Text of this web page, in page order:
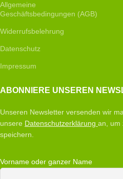
Allgemeine
Geschäftsbedingungen (AGB)
Widerrufsbelehrung
Datenschutz
Impressum
ABONNIERE UNSEREN
Unseren Newsletter versenden wir
unsere Datenschutzerklärung an, um
speichern.
Vorname oder ganzer Name